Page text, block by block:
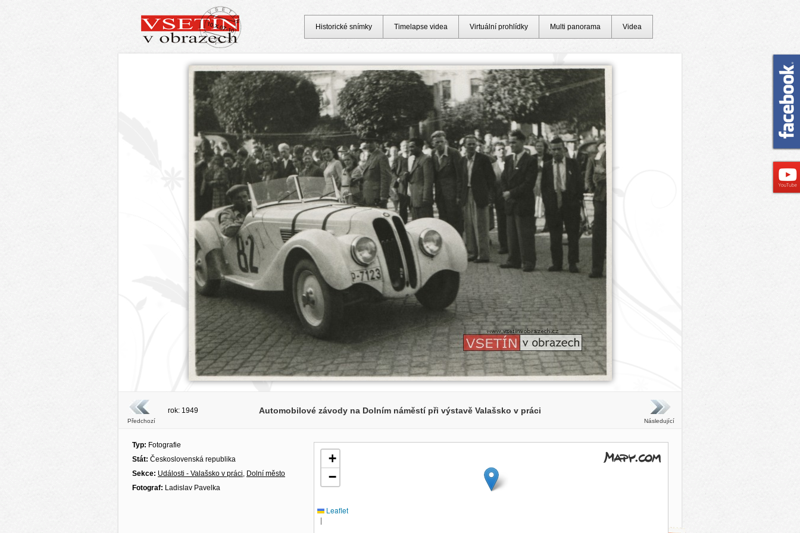
Předchozí
rok: 1949 Automobilové závody na Dolním náměstí při výstavě Valašsko v práci
Následující
Typ: Fotografie
Stát: Československá republika
Sekce: Události - Valašsko v práci, Dolní město
Fotograf: Ladislav Pavelka
+
−
Leaflet
|
Historické snímky Timelapse videa Virtuální prohlídky Multi panorama Videa